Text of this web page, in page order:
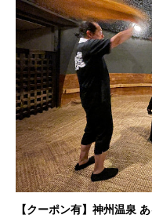
【クーポン有】神州温泉